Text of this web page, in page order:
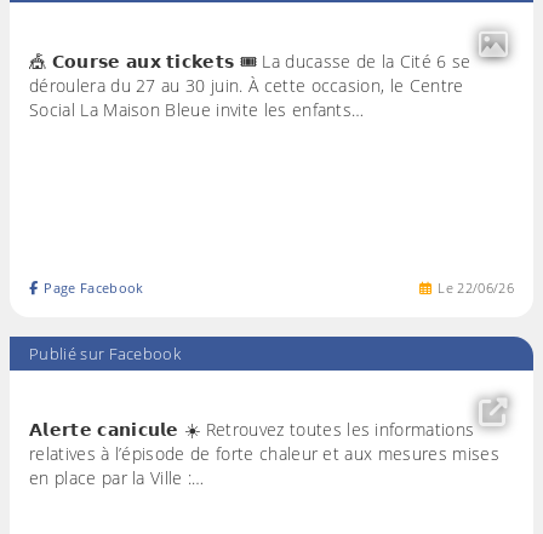
🎪 𝗖𝗼𝘂𝗿𝘀𝗲 𝗮𝘂𝘅 𝘁𝗶𝗰𝗸𝗲𝘁𝘀 🎟️ La ducasse de la Cité 6 se
déroulera du 27 au 30 juin. À cette occasion, le Centre
Social La Maison Bleue invite les enfants…
Le 22/06/26
Page Facebook
Publié sur Facebook
𝗔𝗹𝗲𝗿𝘁𝗲 𝗰𝗮𝗻𝗶𝗰𝘂𝗹𝗲 ☀️ Retrouvez toutes les informations
relatives à l’épisode de forte chaleur et aux mesures mises
en place par la Ville :…